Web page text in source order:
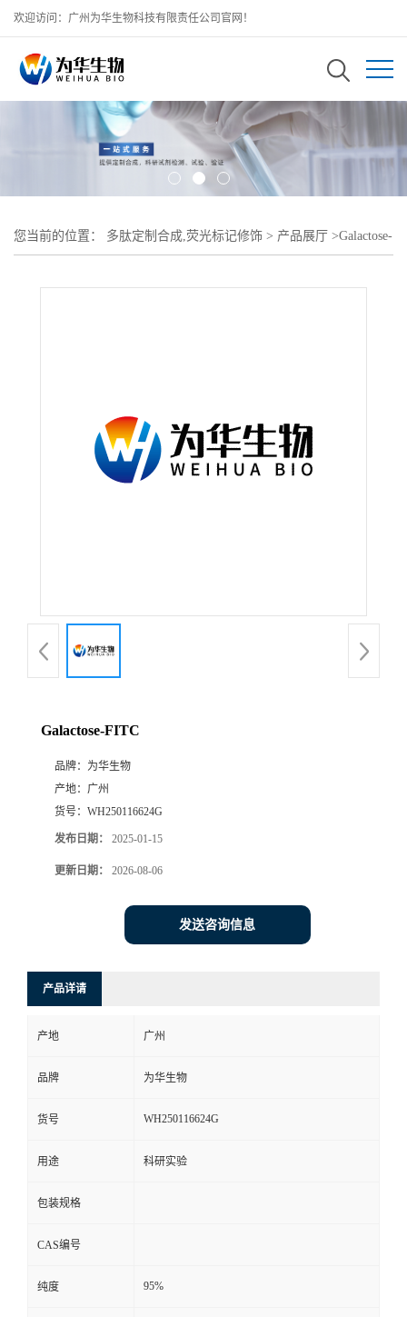
欢迎访问：广州为华生物科技有限责任公司官网！
您当前的位置： 多肽定制合成,荧光标记修饰 > 产品展厅 >Galactose-
Galactose-FITC
品牌： 为华生物
产地： 广州
货号： WH250116624G
发布日期： 2025-01-15
更新日期： 2026-08-06
发送咨询信息
产品详请
产地 广州
品牌 为华生物
货号 WH250116624G
用途 科研实验
包装规格
CAS编号
纯度 95%